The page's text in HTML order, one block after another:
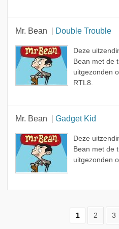
Mr. Bean Double Trouble
Deze
Bean met de
uitgezonden
RTL8.
Mr. Bean Gadget Kid
Deze
Bean met de
uitgezonden
1 2 3